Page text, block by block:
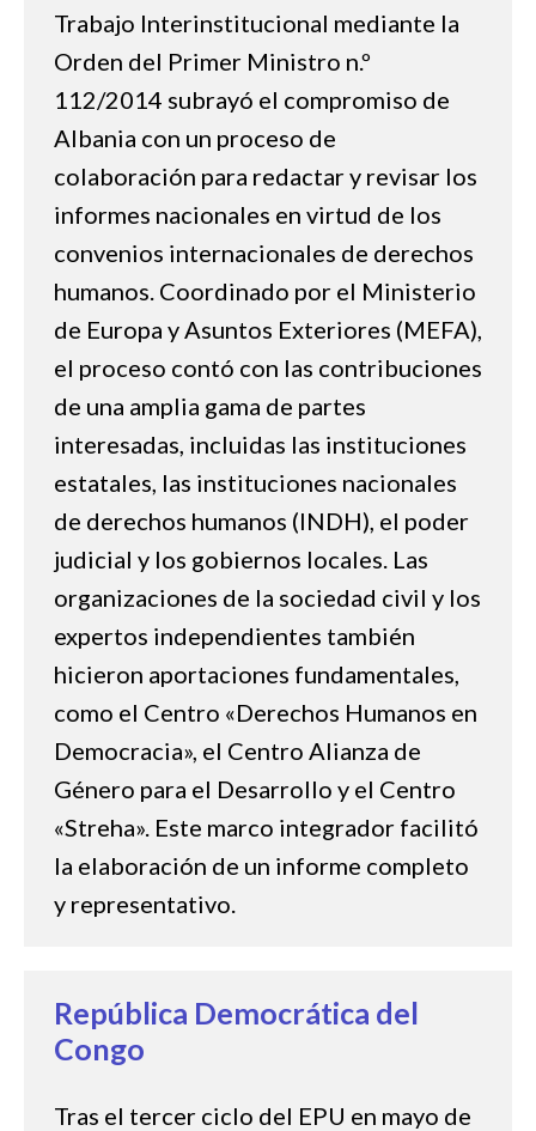
Trabajo Interinstitucional mediante la
Orden del Primer Ministro n.º
112/2014 subrayó el compromiso de
Albania con un proceso de
colaboración para redactar y revisar los
informes nacionales en virtud de los
convenios internacionales de derechos
humanos. Coordinado por el Ministerio
de Europa y Asuntos Exteriores (MEFA),
el proceso contó con las contribuciones
de una amplia gama de partes
interesadas, incluidas las instituciones
estatales, las instituciones nacionales
de derechos humanos (INDH), el poder
judicial y los gobiernos locales. Las
organizaciones de la sociedad civil y los
expertos independientes también
hicieron aportaciones fundamentales,
como el Centro «Derechos Humanos en
Democracia», el Centro Alianza de
Género para el Desarrollo y el Centro
«Streha». Este marco integrador facilitó
la elaboración de un informe completo
y representativo.
República Democrática del
Congo
Tras el tercer ciclo del EPU en mayo de